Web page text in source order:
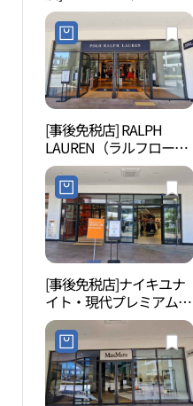
オ）・現代プレミアムア
ウトレットキンポ（金
浦）店(송지오 현대프리
미엄아울렛 김포점)
[事後免税店] RALPH
LAUREN（ラルフローレ
ン）・現代プレミアムア
ウトレットキンポ（金
浦）店(폴로랄프로렌 현
대프리미엄아울렛 김포
점)
[事後免税店]ナイキユナ
イト・現代プレミアムア
ウトレットキンポ（金
浦）店(나이키유나이트
현대프리미엄아울렛 김
포점)